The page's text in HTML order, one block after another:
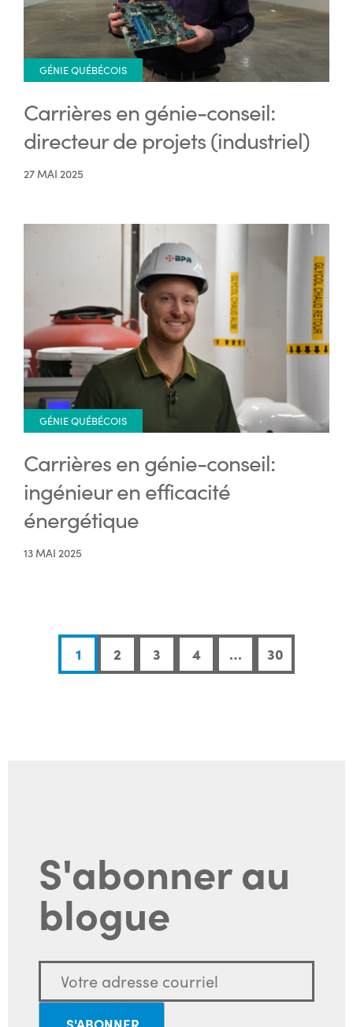
GÉNIE QUÉBÉCOIS
Carrières en génie-conseil:
directeur de projets (industriel)
27 MAI 2025
GÉNIE QUÉBÉCOIS
Carrières en génie-conseil:
ingénieur en efficacité
énergétique
13 MAI 2025
1 2 3 4 … 30
S'abonner au
blogue